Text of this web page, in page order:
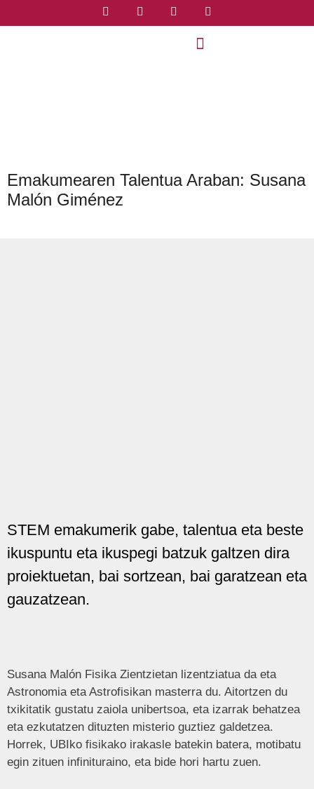
Emakumearen Talentua Araban: Susana
Malón Giménez
STEM emakumerik gabe, talentua eta beste
ikuspuntu eta ikuspegi batzuk galtzen dira
proiektuetan, bai sortzean, bai garatzean eta
gauzatzean.
Susana Malón Fisika Zientzietan lizentziatua da eta
Astronomia eta Astrofisikan masterra du. Aitortzen du
txikitatik gustatu zaiola unibertsoa, eta izarrak behatzea
eta ezkutatzen dituzten misterio guztiez galdetzea.
Horrek, UBIko fisikako irakasle batekin batera, motibatu
egin zituen infinituraino, eta bide hori hartu zuen.